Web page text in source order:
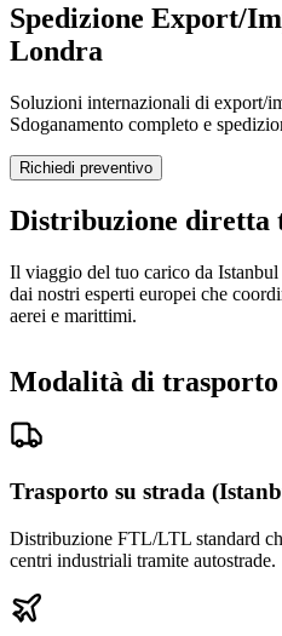
Spedizione Export/
Londra
Soluzioni internazionali di export/
Sdoganamento completo e
Richiedi preventivo
Distribuzione diretta
Il viaggio del tuo carico da
dai nostri esperti europei che
aerei e marittimi.
Modalità di
Trasporto su strada
Distribuzione FTL/LTL standard
centri industriali tramite autostrade.